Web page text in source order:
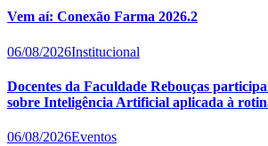
Vem aí: Conexão Farma 2026.2
06/08/2026Institucional
Docentes da Faculdade Rebouças
sobre Inteligência Artificial aplicada à
06/08/2026Eventos